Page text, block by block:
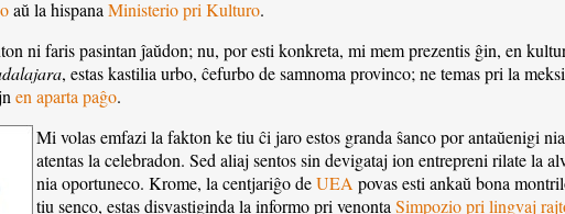
aŭ la hispanaMinisterio pri Kulturo.
ni faris pasintan ĵaŭdon; nu, por esti konkreta, mi mem prezentis ĝin, en
, estas kastilia urbo, ĉefurbo de samnoma provinco; ne temas pri la
en aparta paĝo.
Mi volas emfazi la fakton ke tiu ĉi jaro estos granda ŝanco por antaŭenigi
atentas la celebradon. Sed aliaj sentos sin devigataj ion entrepreni rilate la
nia oportuneco. Krome, la centjariĝo deUEA povas esti ankaŭ bona
tiu senco, estas disvastiginda la informo pri venontaSimpozio pri lingvaj